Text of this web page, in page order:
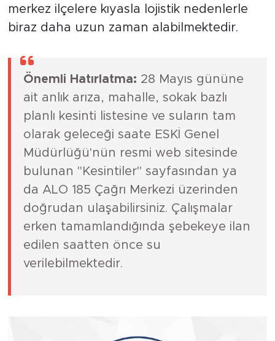
merkez ilçelere kıyasla lojistik nedenlerle
biraz daha uzun zaman alabilmektedir.
Önemli Hatırlatma: 28 Mayıs gününe
ait anlık arıza, mahalle, sokak bazlı
planlı kesinti listesine ve suların tam
olarak geleceği saate ESKİ Genel
Müdürlüğü'nün resmi web sitesinde
bulunan "Kesintiler" sayfasından ya
da ALO 185 Çağrı Merkezi üzerinden
doğrudan ulaşabilirsiniz. Çalışmalar
erken tamamlandığında şebekeye ilan
edilen saatten önce su
verilebilmektedir.